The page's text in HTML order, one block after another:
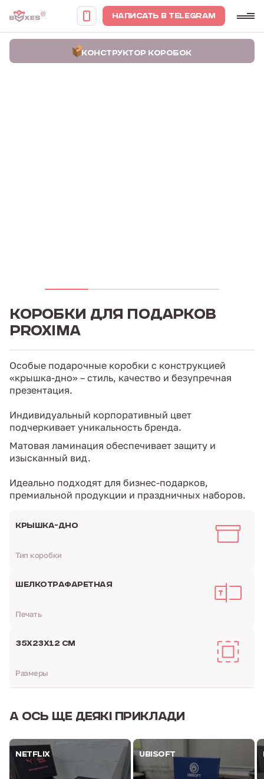
НАПИСАТЬ В TELEGRAM
КОНСТРУКТОР КОРОБОК
КОРОБКИ ДЛЯ ПОДАРКОВ
PROXIMA
Особые подарочные коробки с конструкцией
«крышка-дно» – стиль, качество и безупречная
презентация.
Индивидуальный корпоративный цвет
подчеркивает уникальность бренда.
Матовая ламинация обеспечивает защиту и
изысканный вид.
Идеально подходят для бизнес-подарков,
премиальной продукции и праздничных наборов.
КРЫШКА-ДНО
Тип коробки
ШЕЛКОТРАФАРЕТНАЯ
Печать
35Х23Х12 СМ
Размеры
А ОСЬ ЩЕ ДЕЯКІ ПРИКЛАДИ
NETFLIX UBISOFT